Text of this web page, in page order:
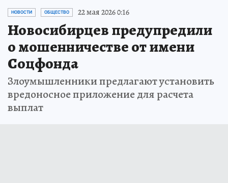
НОВОСТИ ОБЩЕСТВО 22 мая 2026 0:16
Новосибирцев предупредили
о мошенничестве от имени
Соцфонда
Злоумышленники предлагают установить
вредоносное приложение для расчета
выплат